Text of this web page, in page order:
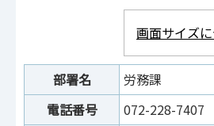
画面サイズ
部署名
労務課
電話番号
072-228-7407